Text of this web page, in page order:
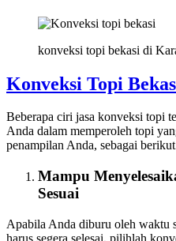
konveksi topi bekasi di
Konveksi Topi
Beberapa ciri jasa konveksi topi
Anda dalam memperoleh topi
penampilan Anda, sebagai
Mampu
Sesuai
Apabila Anda diburu oleh waktu
harus segera selesai, pilihlah